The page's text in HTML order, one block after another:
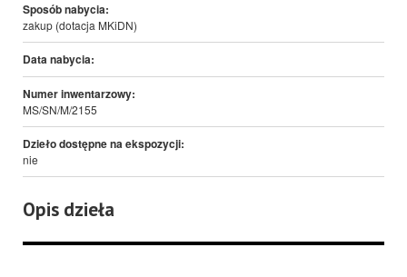
Sposób nabycia:
zakup (dotacja MKiDN)
Data nabycia:
Numer inwentarzowy:
MS/SN/M/2155
Dzieło dostępne na ekspozycji:
nie
Opis dzieła